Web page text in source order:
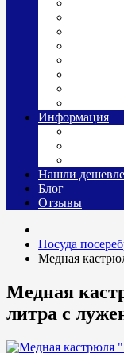
Информация
Нашли
Блог
Отзывы
Посуда
Медная
Медная
литра с